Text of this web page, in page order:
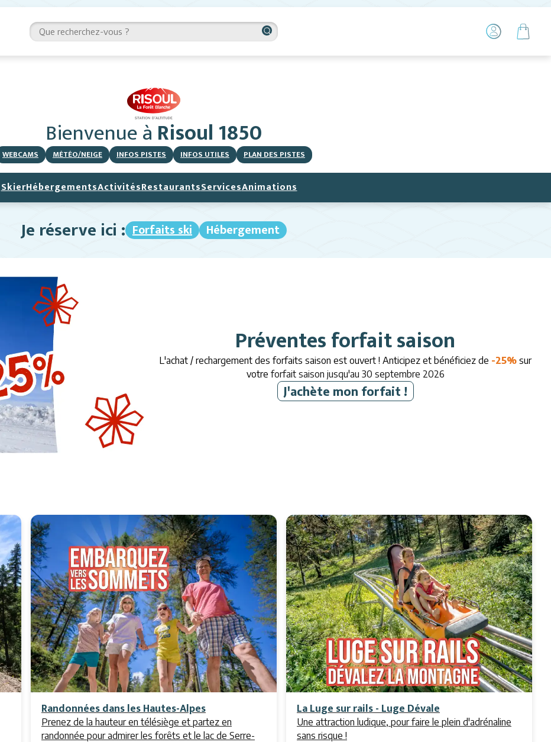
Bienvenueà Risoul 1850
WEBCAMS MÉTÉO/NEIGE INFOS PISTES INFOS UTILES PLAN DES PISTES
SkierHébergementsActivitésRestaurantsServicesAnimations
Je réserve ici : Forfaits ski Hébergement
Préventes forfait saison
L'achat / rechargement des forfaits saison est ouvert ! Anticipez et bénéficiez de -25% sur
votre forfait saison jusqu'au 30 septembre 2026
J'achète mon forfait !
Randonnées dans les Hautes-Alpes
Prenez de la hauteur en télésiège et partez en
randonnée pour admirer les forêts et le lac de Serre-
La Luge sur rails - Luge Dévale
Une attraction ludique, pour faire le plein d'adrénaline
sans risque !